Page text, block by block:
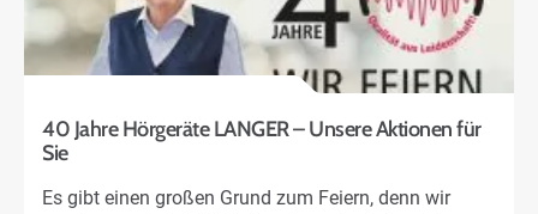
40 Jahre Hörgeräte LANGER – Unsere Aktionen für
Sie
Es gibt einen großen Grund zum Feiern, denn wir